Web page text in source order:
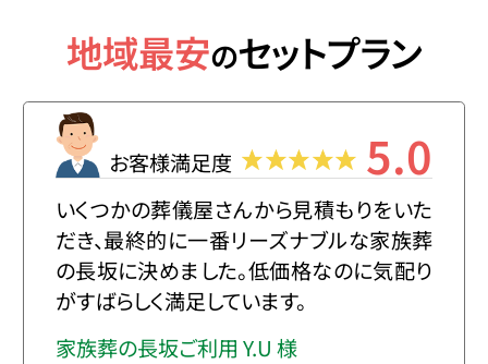
地域最安のセットプラン
お客様満足度 5.0
いくつかの葬儀屋さんから見積もりをいた
だき、最終的に一番リーズナブルな家族葬
の長坂に決めました。低価格なのに気配り
がすばらしく満足しています。
家族葬の長坂ご利用 Y.U 様